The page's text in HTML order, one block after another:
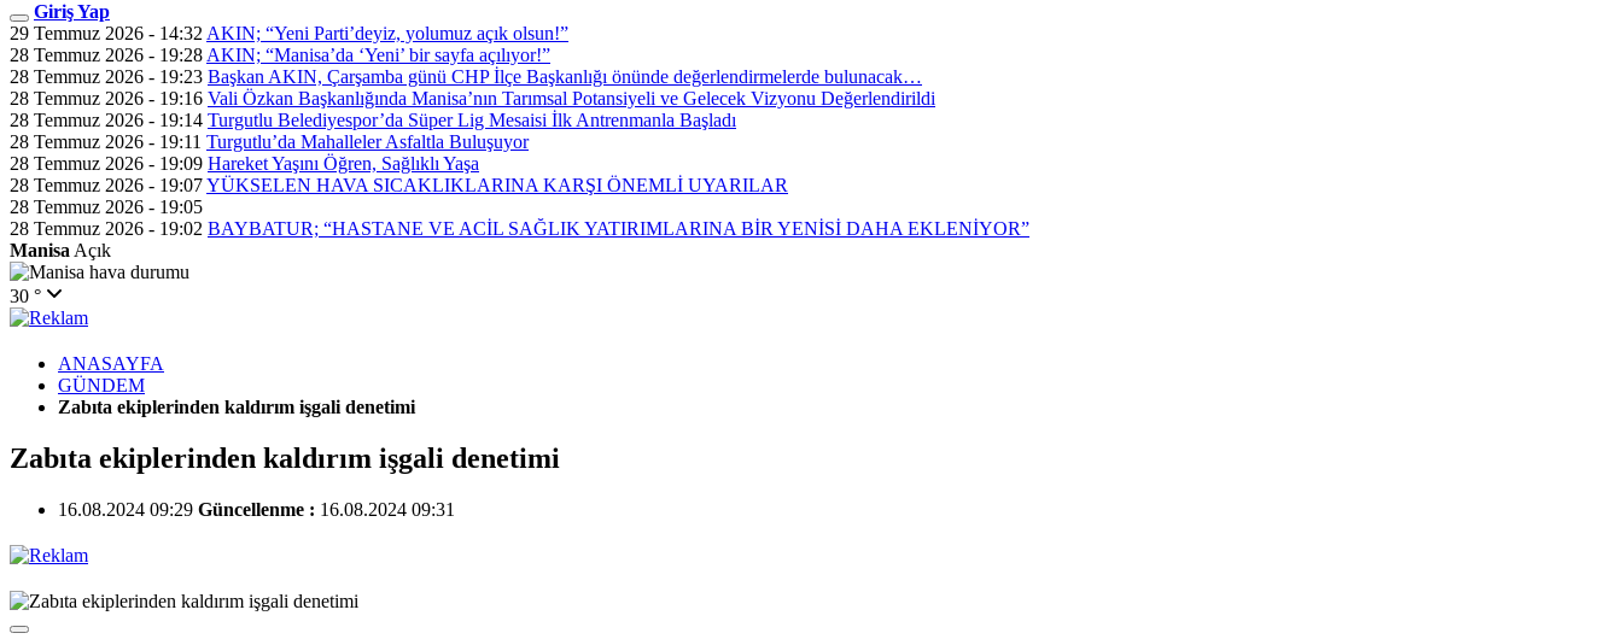
Giriş Yap
29 Temmuz 2026 - 14:32 AKIN; “Yeni Parti’deyiz, yolumuz açık olsun!”
28 Temmuz 2026 - 19:28 AKIN; “Manisa’da ‘Yeni’ bir sayfa açılıyor!”
28 Temmuz 2026 - 19:23 Başkan AKIN, Çarşamba günü CHP İlçe Başkanlığı önünde değerlendirmelerde bulunacak…
28 Temmuz 2026 - 19:16 Vali Özkan Başkanlığında Manisa’nın Tarımsal Potansiyeli ve Gelecek Vizyonu Değerlendirildi
28 Temmuz 2026 - 19:14 Turgutlu Belediyespor’da Süper Lig Mesaisi İlk Antrenmanla Başladı
28 Temmuz 2026 - 19:11 Turgutlu’da Mahalleler Asfaltla Buluşuyor
28 Temmuz 2026 - 19:09 Hareket Yaşını Öğren, Sağlıklı Yaşa
28 Temmuz 2026 - 19:07YÜKSELEN HAVA SICAKLIKLARINA KARŞI ÖNEMLİ UYARILAR
28 Temmuz 2026 - 19:05
28 Temmuz 2026 - 19:02 BAYBATUR; “HASTANE VE ACİL SAĞLIK YATIRIMLARINA BİR YENİSİ DAHA EKLENİYOR”
Manisa Açık
30 °
ANASAYFA
GÜNDEM
Zabıta ekiplerinden kaldırım işgali denetimi
Zabıta ekiplerinden kaldırım işgali denetimi
16.08.2024 09:29 Güncellenme : 16.08.2024 09:31